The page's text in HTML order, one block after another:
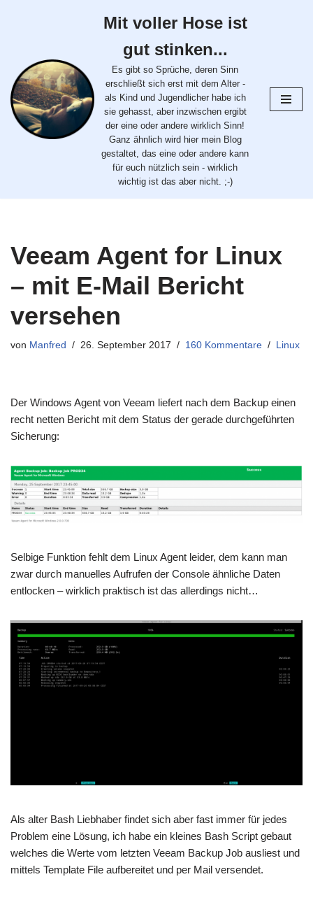
springen
Mit voller Hose ist
gut stinken...
Es gibt so Sprüche, deren Sinn
erschließt sich erst mit dem Alter -
als Kind und Jugendlicher habe ich
sie gehasst, aber inzwischen ergibt
der eine oder andere wirklich Sinn!
Ganz ähnlich wird hier mein Blog
gestaltet, das eine oder andere kann
für euch nützlich sein - wirklich
wichtig ist das aber nicht. ;-)
Veeam Agent for Linux
– mit E-Mail Bericht
versehen
von Manfred 26. September 2017 160 Kommentare Linux
Der Windows Agent von Veeam liefert nach dem Backup einen
recht netten Bericht mit dem Status der gerade durchgeführten
Sicherung:
Selbige Funktion fehlt dem Linux Agent leider, dem kann man
zwar durch manuelles Aufrufen der Console ähnliche Daten
entlocken – wirklich praktisch ist das allerdings nicht…
Als alter Bash Liebhaber findet sich aber fast immer für jedes
Problem eine Lösung, ich habe ein kleines Bash Script gebaut
welches die Werte vom letzten Veeam Backup Job ausliest und
mittels Template File aufbereitet und per Mail versendet.